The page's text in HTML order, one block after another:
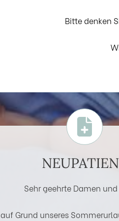
Sehr geehrte Damen und
auf Grund unseres
Bitte denken